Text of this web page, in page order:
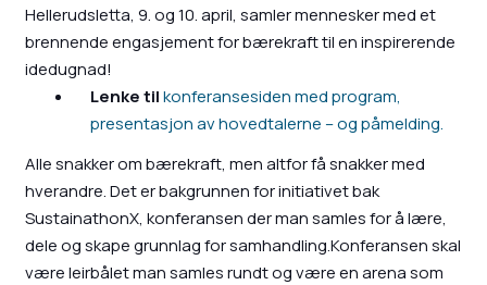
Hellerudsletta, 9. og 10. april, samler mennesker med et
brennende engasjement for bærekraft til en inspirerende
idedugnad!
Lenke tilkonferansesiden med program,
presentasjon av hovedtalerne – og påmelding.
Alle snakker om bærekraft, men altfor få snakker med
hverandre. Det er bakgrunnen for initiativet bak
SustainathonX, konferansen der man samles for å lære,
dele og skape grunnlag for samhandling.Konferansen skal
være leirbålet man samles rundt og være en arena som